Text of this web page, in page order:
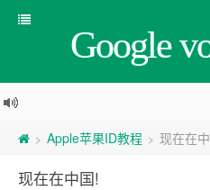
Google
> Apple苹果ID教程 > 现在在
现在在中国!